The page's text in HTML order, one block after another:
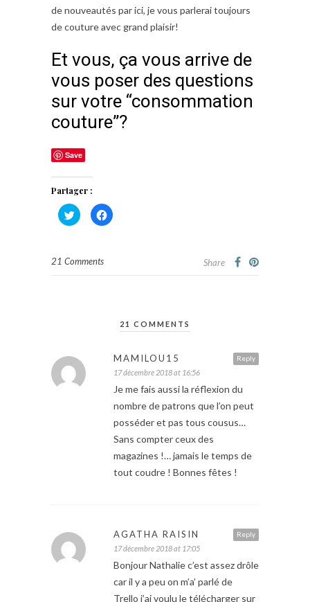
de nouveautés par ici, je vous parlerai toujours
de couture avec grand plaisir!
Et vous, ça vous arrive de
vous poser des questions
sur votre “consommation
couture”?
Save
Partager :
Cliquez
pour
partager
une
fenêtre)
Cliquez
pour
fenêtre)
21 Comments Share
21 COMMENTS
Reply
MAMILOU15
17 décembre 2018 at 16:56
Je me fais aussi la réflexion du
nombre de patrons que l’on peut
posséder et pas tous cousus…
Sans compter ceux des
magazines !… jamais le temps de
tout coudre ! Bonnes fêtes !
Reply
AGATHA RAISIN
17 décembre 2018 at 17:05
Bonjour Nathalie c’est assez drôle
car il y a peu on m’a’ parlé de
Trello j’ai voulu le télécharger sur